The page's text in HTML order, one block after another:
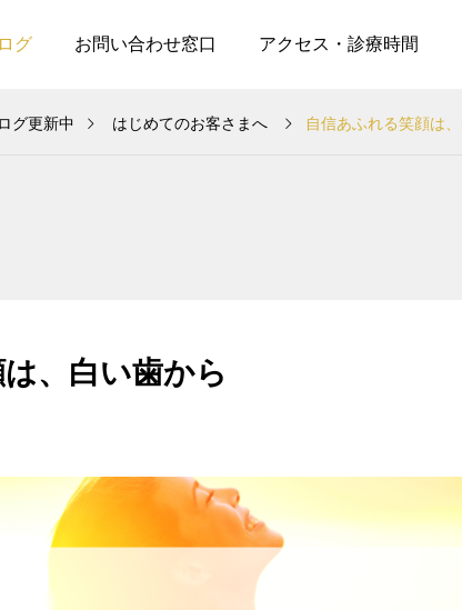
グ お問い合わせ窓口 アクセス・診療時間
はお早めに
グ更新中 はじめてのお客さまへ 自信あふれる笑顔は
、白い歯から